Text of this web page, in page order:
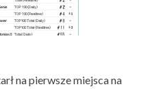
na pierwsze miejsca na